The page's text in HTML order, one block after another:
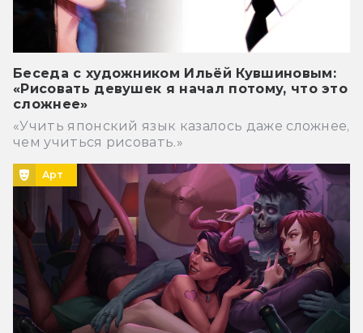
Беседа с художником Ильёй Кувшиновым:
«Рисовать девушек я начал потому, что это
сложнее»
«Учить японский язык казалось даже сложнее,
чем учиться рисовать.»
Арт